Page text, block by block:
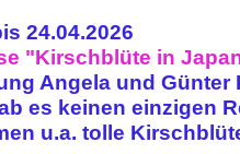
24.04.2026
"Kirschblüte in
Angela und Günter
es keinen einzigen
u.a. tolle